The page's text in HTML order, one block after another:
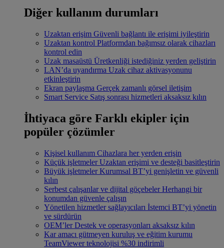
Diğer kullanım durumları
Uzaktan erişim Güvenli bağlantı ile erişimi iyileştirin
Uzaktan kontrol Platformdan bağımsız olarak cihazları
kontrol edin
Uzak masaüstü Üretkenliği istediğiniz yerden geliştirin
LAN’da uyandırma Uzak cihaz aktivasyonunu
etkinleştirin
Ekran paylaşma Gerçek zamanlı görsel iletişim
Smart Service Satış sonrası hizmetleri aksaksız kılın
İhtiyaca göre Farklı ekipler için
popüler çözümler
Kişisel kullanım Cihazlara her yerden erişin
Küçük işletmeler Uzaktan erişimi ve desteği basitleştirin
Büyük işletmeler Kurumsal BT’yi genişletin ve güvenli
kılın
Serbest çalışanlar ve dijital göçebeler Herhangi bir
konumdan güvenle çalışın
Yönetilen hizmetler sağlayıcıları İstemci BT’yi yönetin
ve sürdürün
OEM’ler Destek ve operasyonları aksaksız kılın
Kar amacı gütmeyen kuruluş ve eğitim kurumu
TeamViewer teknolojisi %30 indirimli